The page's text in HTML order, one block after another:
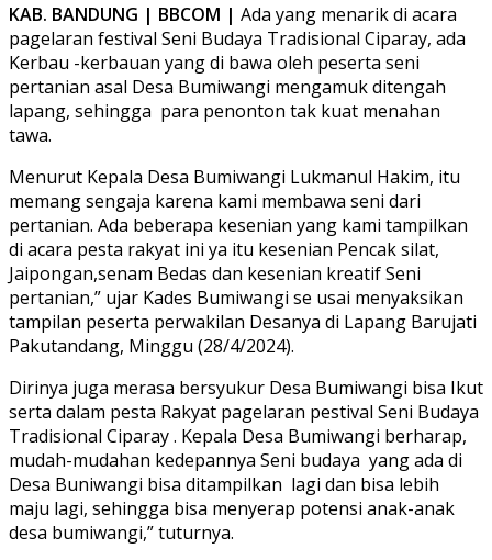
KAB. BANDUNG | BBCOM | Ada yang menarik di acara
pagelaran festival Seni Budaya Tradisional Ciparay, ada
Kerbau -kerbauan yang di bawa oleh peserta seni
pertanian asal Desa Bumiwangi mengamuk ditengah
lapang, sehingga para penonton tak kuat menahan
tawa.
Menurut Kepala Desa Bumiwangi Lukmanul Hakim, itu
memang sengaja karena kami membawa seni dari
pertanian. Ada beberapa kesenian yang kami tampilkan
di acara pesta rakyat ini ya itu kesenian Pencak silat,
Jaipongan,senam Bedas dan kesenian kreatif Seni
pertanian,” ujar Kades Bumiwangi se usai menyaksikan
tampilan peserta perwakilan Desanya di Lapang Barujati
Pakutandang, Minggu (28/4/2024).
Dirinya juga merasa bersyukur Desa Bumiwangi bisa Ikut
serta dalam pesta Rakyat pagelaran pestival Seni Budaya
Tradisional Ciparay . Kepala Desa Bumiwangi berharap,
mudah-mudahan kedepannya Seni budaya yang ada di
Desa Buniwangi bisa ditampilkan lagi dan bisa lebih
maju lagi, sehingga bisa menyerap potensi anak-anak
desa bumiwangi,” tuturnya.